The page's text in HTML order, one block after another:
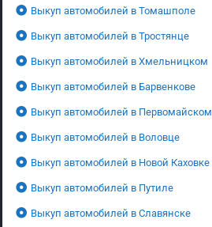
Выкуп автомобилей в Томашполе
Выкуп автомобилей в Тростянце
Выкуп автомобилей в Хмельницком
Выкуп автомобилей в Барвенкове
Выкуп автомобилей в Первомайском
Выкуп автомобилей в Воловце
Выкуп автомобилей в Новой Каховке
Выкуп автомобилей в Путиле
Выкуп автомобилей в Славянске